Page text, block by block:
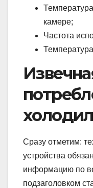
камере;
Частота
Сразу отметим:
устройства
информацию по
подзаголовком